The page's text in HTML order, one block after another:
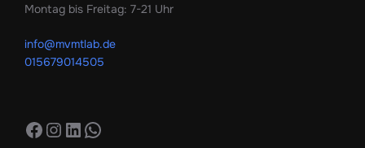
Montag bis Freitag: 7-21 Uhr
info@mvmtlab.de
015679014505
Facebook
Instagram
LinkedIn
WhatsApp